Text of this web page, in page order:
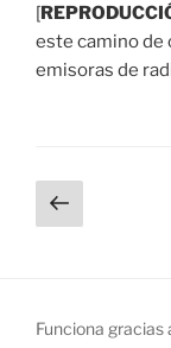
[
este camino de
emisoras de
Paginación
de
Página
anterior
Funciona gracias